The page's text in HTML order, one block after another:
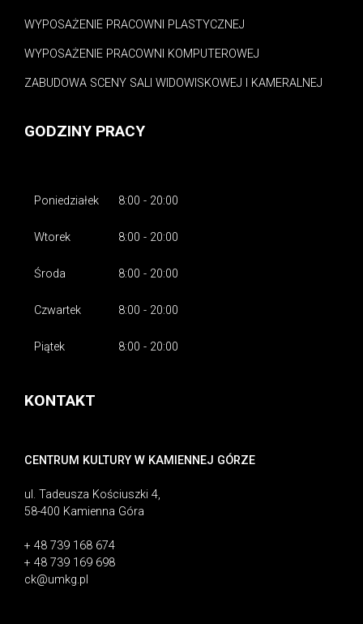
WYPOSAŻENIE PRACOWNI PLASTYCZNEJ
WYPOSAŻENIE PRACOWNI KOMPUTEROWEJ
ZABUDOWA SCENY SALI WIDOWISKOWEJ I KAMERALNEJ
GODZINY PRACY
Poniedziałek 8:00 - 20:00
Wtorek 8:00 - 20:00
Środa 8:00 - 20:00
Czwartek 8:00 - 20:00
Piątek 8:00 - 20:00
KONTAKT
CENTRUM KULTURY W KAMIENNEJ GÓRZE
ul. Tadeusza Kościuszki 4,
58-400 Kamienna Góra
+ 48 739 168 674
+ 48 739 169 698
ck@umkg.pl